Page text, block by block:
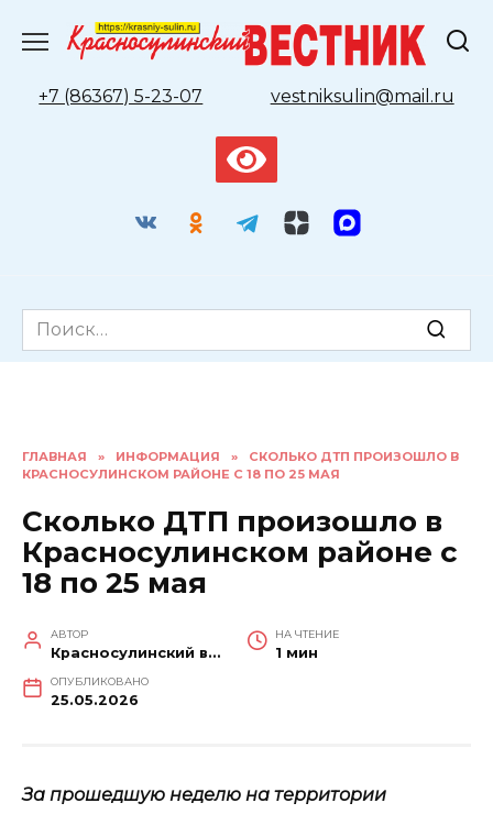
содержанию
+7 (86367) 5-23-07
vestniksulin@mail.ru
Search
for:
ГЛАВНАЯ » ИНФОРМАЦИЯ »
СКОЛЬКО ДТП ПРОИЗОШЛО В
КРАСНОСУЛИНСКОМ РАЙОНЕ С 18 ПО 25 МАЯ
Сколько ДТП произошло в
Красносулинском районе с
18 по 25 мая
АВТОР
Красносулинский вестник
НА ЧТЕНИЕ
1 мин
ОПУБЛИКОВАНО
25.05.2026
За прошедшую неделю на территории